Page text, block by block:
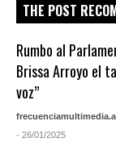
THE POST
Rumbo al
Brissa Arroyo el
voz”
- 26/01/2025